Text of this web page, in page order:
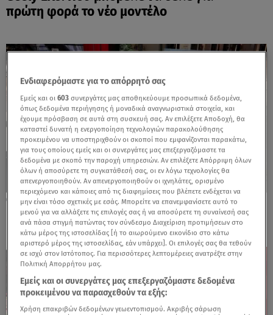
πρώτη φορά το νέο μοντέλο
06.06.25, 12:23
Γνωρίστε από κοντά το BYD DOLPHIN SURF
Ενδιαφερόμαστε για το απόρρητό σας
Εμείς και οι603 συνεργάτες μας αποθηκεύουμε προσωπικά δεδομένα,
όπως δεδομένα περιήγησης ή μοναδικά αναγνωριστικά στοιχεία, και
έχουμε πρόσβαση σε αυτά στη συσκευή σας. Αν επιλέξετε Αποδοχή, θα
καταστεί δυνατή η ενεργοποίηση τεχνολογιών παρακολούθησης
προκειμένου να υποστηριχθούν οι σκοποί που εμφανίζονται παρακάτω,
για τους οποίους εμείς και οι συνεργάτες μας επεξεργαζόμαστε τα
δεδομένα με σκοπό την παροχή υπηρεσιών. Αν επιλέξετε Απόρριψη όλων
όλων ή αποσύρετε τη συγκατάθεσή σας, οι εν λόγω τεχνολογίες θα
απενεργοποιηθούν. Αν απενεργοποιηθούν οι ιχνηλάτες, ορισμένο
περιεχόμενο και κάποιες από τις διαφημίσεις που βλέπετε ενδέχεται να
μην είναι τόσο σχετικές με εσάς. Μπορείτε να επανεμφανίσετε αυτό το
μενού για να αλλάξετε τις επιλογές σας ή να αποσύρετε τη συναίνεσή σας
ανά πάσα στιγμή πατώντας τον σύνδεσμο Διαχείριση προτιμήσεων στο
κάτω μέρος της ιστοσελίδας [ή το αιωρούμενο εικονίδιο στο κάτω
αριστερό μέρος της ιστοσελίδας, εάν υπάρχει]. Οι επιλογές σας θα τεθούν
σε ισχύ στον Ιστότοπος. Για περισσότερες λεπτομέρειες ανατρέξτε στην
Πολιτική Απορρήτου μας.
Εμείς και οι συνεργάτες μας επεξεργαζόμαστε δεδομένα
προκειμένου να παρασχεθούν τα εξής:
Χρήση επακριβών δεδομένων γεωεντοπισμού. Ακριβής σάρωση